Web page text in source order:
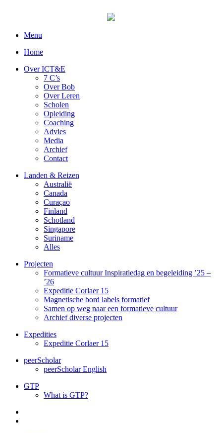
Menu
Home
Over ICT&E
7 C’s
Over Bob
Over Leren
Scholen
Opleiding
Coaching
Advies
Media
Archief
Contact
Landen & Reizen
Australië
Canada
Curaçao
Finland
Schotland
Singapore
Suriname
Alles
Projecten
Formatieve cultuur Inspiratiedag en begeleiding ’25 –
’26
Expeditie Corlaer 15
Magnetische bord labels formatief
Samen op weg naar een formatieve cultuur
Archief diverse projecten
Expedities
Expeditie Corlaer 15
peerScholar
peerScholar English
GTP
What is GTP?